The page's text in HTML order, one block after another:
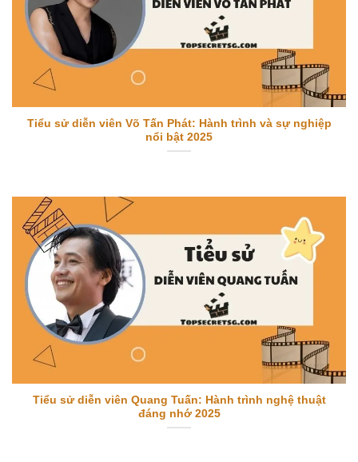
Tiểu sử diễn viên Võ Tấn Phát: Hành trình và sự nghiệp
nổi bật 2025
Tiểu sử diễn viên Quang Tuấn: Hành trình nghệ thuật
đáng nhớ 2025